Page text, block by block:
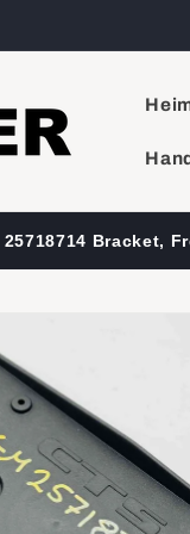
25718714 Bracket,